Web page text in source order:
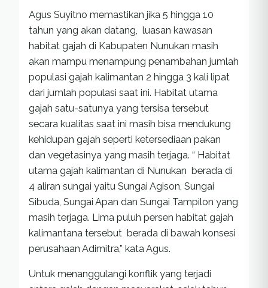
Agus Suyitno memastikan jika 5 hingga 10
tahun yang akan datang, luasan kawasan
habitat gajah di Kabupaten Nunukan masih
akan mampu menampung penambahan jumlah
populasi gajah kalimantan 2 hingga 3 kali lipat
dari jumlah populasi saat ini. Habitat utama
gajah satu-satunya yang tersisa tersebut
secara kualitas saat ini masih bisa mendukung
kehidupan gajah seperti ketersediaan pakan
dan vegetasinya yang masih terjaga. “ Habitat
utama gajah kalimantan di Nunukan berada di
4 aliran sungai yaitu Sungai Agison, Sungai
Sibuda, Sungai Apan dan Sungai Tampilon yang
masih terjaga. Lima puluh persen habitat gajah
kalimantana tersebut berada di bawah konsesi
perusahaan Adimitra,” kata Agus.
Untuk menanggulangi konflik yang terjadi